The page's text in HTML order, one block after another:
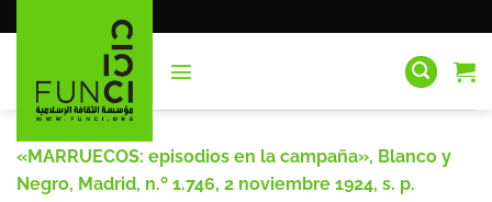
al
«MARRUECOS: episodios en la campaña», Blanco y
Negro, Madrid, n.º 1.746, 2 noviembre 1924, s. p.